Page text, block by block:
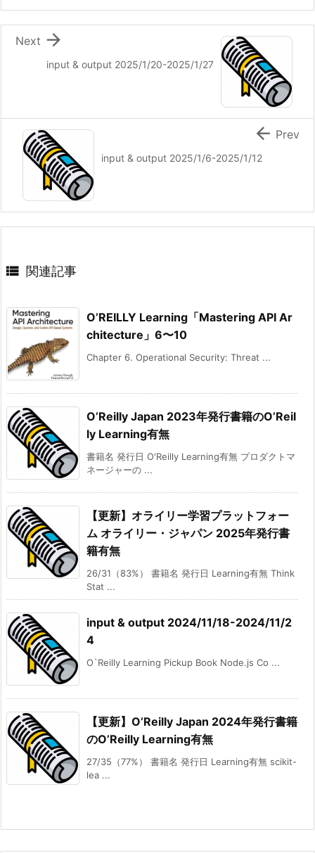
input & output 2025/1/20-2025/1/27

Next
input & output 2025/1/6-2025/1/12
 Prev
 関連記事
O’REILLY Learning「Mastering API Ar
chitecture」6〜10
Chapter 6. Operational Security: Threat ...
O’Reilly Japan 2023年発行書籍のO’Reil
ly Learning有無
書籍名 発行日 O'Reilly Learning有無 プロダクトマ
ネージャーの ...
【更新】オライリー学習プラットフォー
ム オライリー・ジャパン 2025年発行書
籍有無
26/31（83%） 書籍名 発行日 Learning有無 Think
Stat ...
input & output 2024/11/18-2024/11/2
4
O`Reilly Learning Pickup Book Node.js Co ...
【更新】O’Reilly Japan 2024年発行書籍
のO’Reilly Learning有無
27/35（77%） 書籍名 発行日 Learning有無 scikit-
lea ...